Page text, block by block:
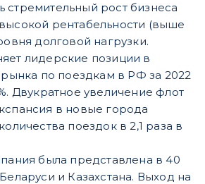
стремительный рост бизнеса
рентабельности (выше
долговой нагрузки.
лидерские позиции в
рынка по поездкам в РФ за 2022
Двукратное увеличение флот
в новые города
поездок в 2,1 раза в
была представлена в 40
и Казахстана. Выход на